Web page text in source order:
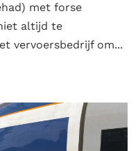
met forse
altijd te
vervoersbedrijf om...